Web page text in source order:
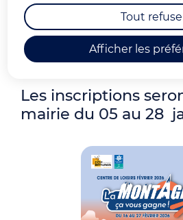
Afficher les
Tout
Découvrez l'affiche
d'activités du centre
vacances de février (
février 2026).
Les inscriptions
mairie du 05 au 28